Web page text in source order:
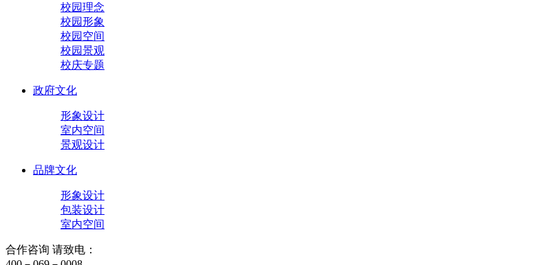
校园理念
校园形象
校园空间
校园景观
校庆专题
政府文化
形象设计
室内空间
景观设计
品牌文化
形象设计
包装设计
室内空间
合作咨询 请致电：